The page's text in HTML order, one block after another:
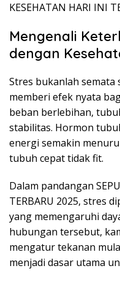
KESEHATAN HARI INI
Mengenali
dengan
Stres bukanlah
memberi efek nyata
beban berlebihan,
stabilitas. Hormon
energi semakin
tubuh cepat tidak fit.
Dalam pandangan
TERBARU 2025, stres
yang memengaruhi
hubungan tersebut,
mengatur tekanan
menjadi dasar utama